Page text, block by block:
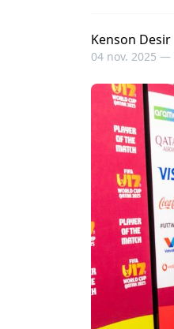
Kenson Desir
04 nov. 2025 —